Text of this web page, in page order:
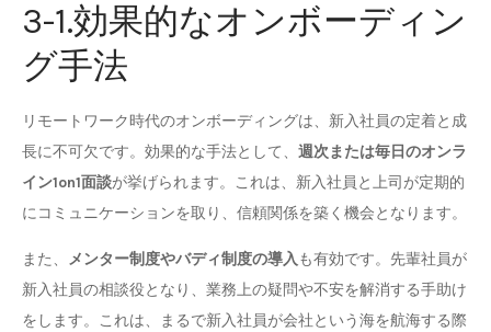
3-1.効果的なオンボーディン
グ手法
リモートワーク時代のオンボーディングは、新入社員の定着と成
長に不可欠です。効果的な手法として、 週次または毎日のオンラ
イン1on1面談が挙げられます。これは、新入社員と上司が定期的
にコミュニケーションを取り、信頼関係を築く機会となります。
また、 メンター制度やバディ制度の導入も有効です。先輩社員が
新入社員の相談役となり、業務上の疑問や不安を解消する手助け
をします。これは、まるで新入社員が会社という海を航海する際